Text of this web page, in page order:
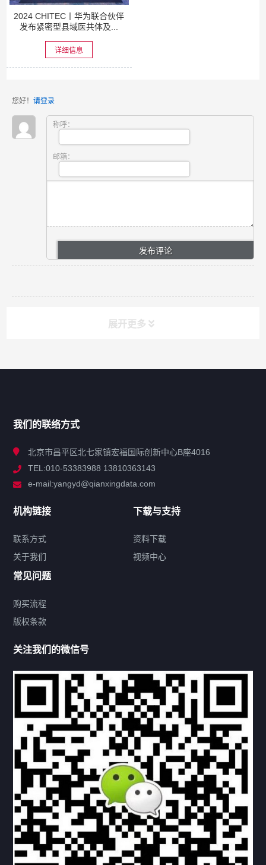
2024 CHITEC丨华为联合伙伴
发布紧密型县域医共体及...
详细信息
您好！ 请登录
称呼：
邮箱：
展开更多
解决方案
联系方式
热门标签
机构链接
联系方式 关于我们
下载与支持
资料下载 视频中心
常见问题
购买流程 版权条款
我们的联络方式
北京市昌平区北七家镇宏福国际创新中心B座4016
TEL:010-53383988 13810363143
e-mail:yangyd@qianxingdata.com
机构链接
联系方式
关于我们
下载与支持
资料下载
视频中心
常见问题
购买流程
版权条款
关注我们的微信号